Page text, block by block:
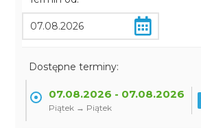
Dostępne terminy:
07.08.2026 - 07.08.2026
Piątek → Piątek